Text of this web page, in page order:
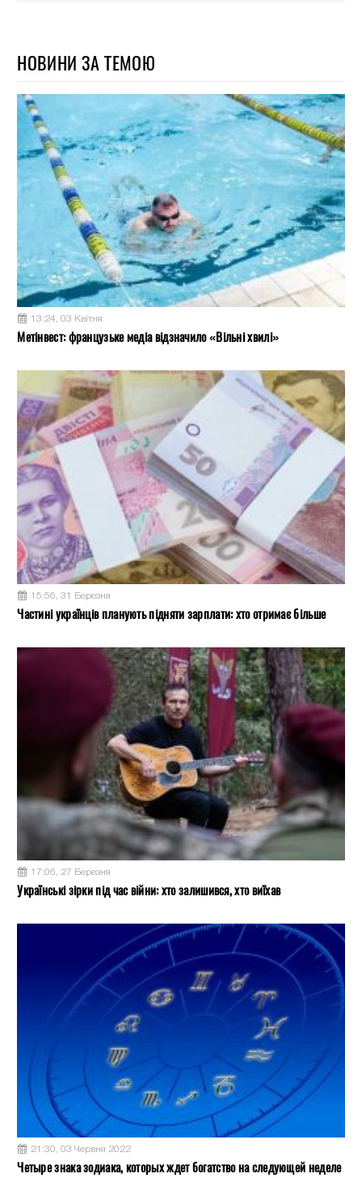
НОВИНИ ЗА ТЕМОЮ
13:24, 03 Квітня
Метінвест: французьке медіа відзначило «Вільні хвилі»
15:56, 31 Березня
Частині українців планують підняти зарплати: хто отримає більше
17:06, 27 Березня
Українські зірки під час війни: хто залишився, хто виїхав
21:30, 03 Червня 2022
Четыре знака зодиака, которых ждет богатство на следующей неделе